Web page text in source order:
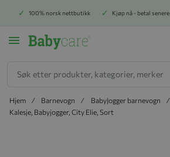
100% norsk nettbutikk Kjøp nå - betal senere
Hjem Barnevogn
BabyJogger barnevogn
Kalesje, Babyjogger, City Elie, Sort